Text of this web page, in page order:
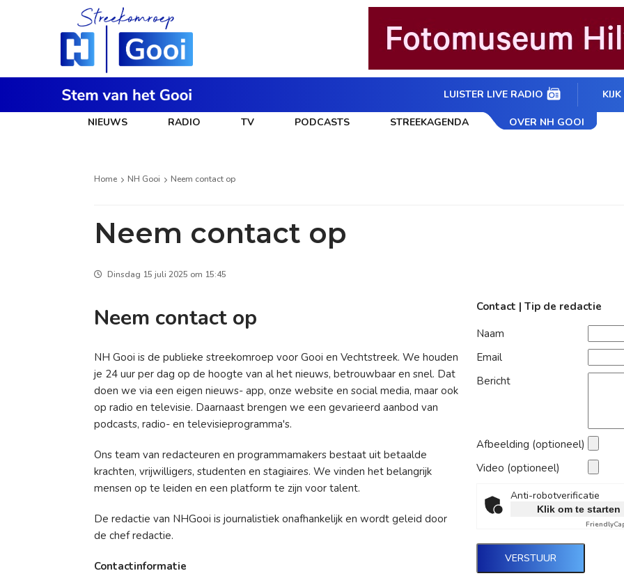
LUISTER LIVE RADIO
NIEUWS RADIO TV PODCASTS STREEKAGENDA OVER NH GOOI
Home NH Gooi Neem contact op
Neem contact op
Dinsdag 15 juli 2025 om 15:45
Neem contact op
NH Gooi is de publieke streekomroep voor Gooi en Vechtstreek. We houden
je 24 uur per dag op de hoogte van al het nieuws, betrouwbaar en snel. Dat
doen we via een eigen nieuws- app, onze website en social media, maar ook
op radio en televisie. Daarnaast brengen we een gevarieerd aanbod van
podcasts, radio- en televisieprogramma's.
Ons team van redacteuren en programmamakers bestaat uit betaalde
krachten, vrijwilligers, studenten en stagiaires. We vinden het belangrijk
mensen op te leiden en een platform te zijn voor talent.
De redactie van NHGooi is journalistiek onafhankelijk en wordt geleid door
de chef redactie.
Contactinformatie
Contact | Tip de redactie
Naam
Email
Bericht
Afbeelding (optioneel)
Video (optioneel)
Anti-robotverificatie
Klik om te starten
Friendly
VERSTUUR